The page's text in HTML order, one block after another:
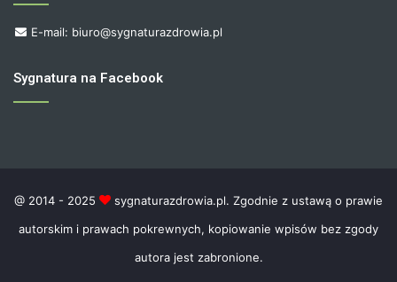
E-mail: biuro@sygnaturazdrowia.pl
Sygnatura na Facebook
@ 2014 - 2025
sygnaturazdrowia.pl. Zgodnie z ustawą o prawie
autorskim i prawach pokrewnych, kopiowanie wpisów bez zgody
autora jest zabronione.